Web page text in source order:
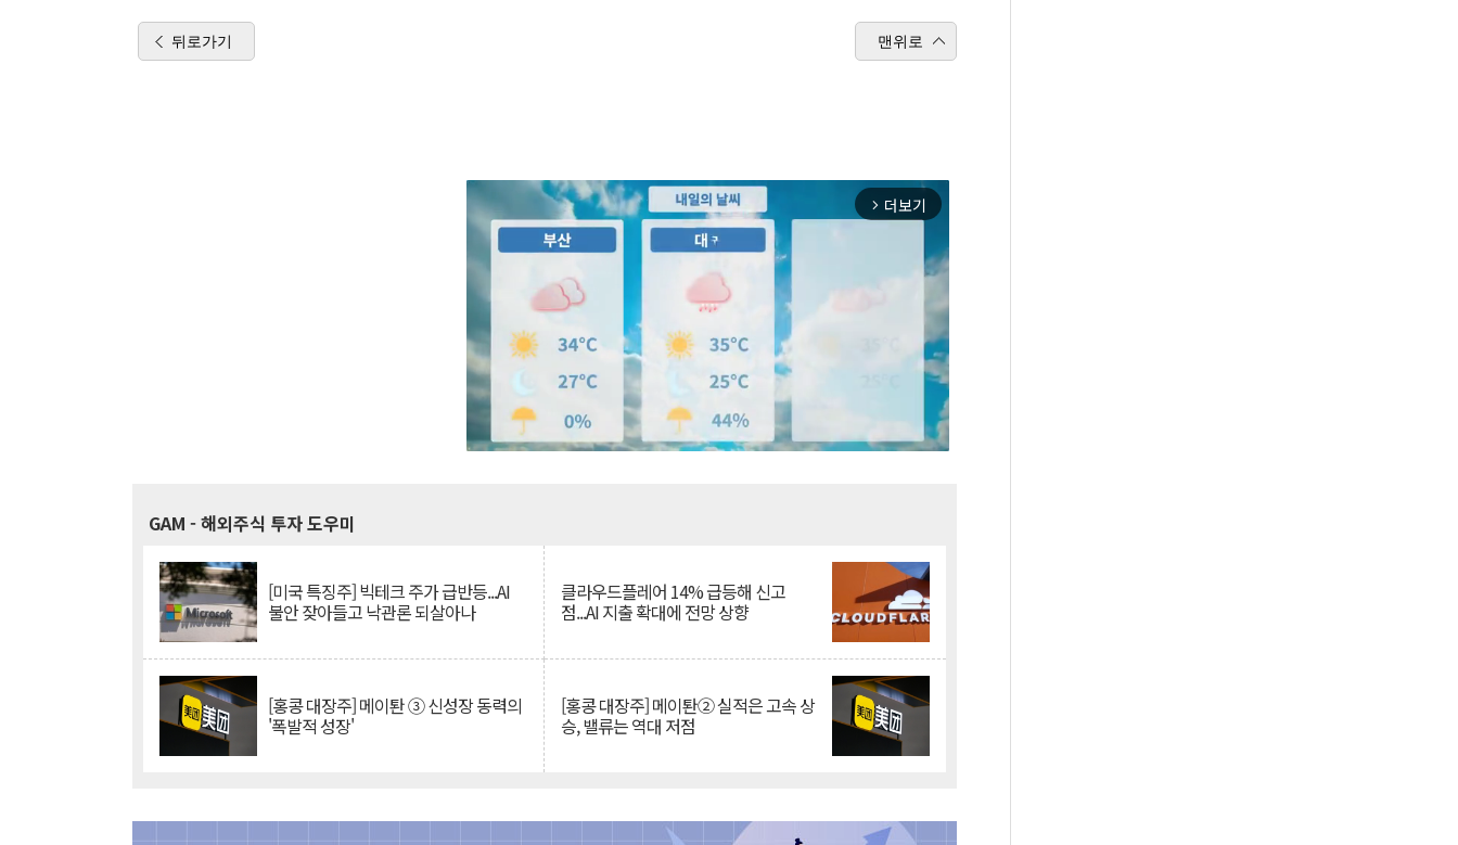
뒤로가기 맨위로
arrow_forward_ios 더보기
GAM - 해외주식 투자 도우미
[미국 특징주] 빅테크 주가 급반등...AI
불안 잦아들고 낙관론 되살아나
클라우드플레어 14% 급등해 신고
점...AI 지출 확대에 전망 상향
[홍콩 대장주] 메이퇀 ③ 신성장 동력의
'폭발적 성장'
[홍콩 대장주] 메이퇀② 실적은 고속 상
승, 밸류는 역대 저점